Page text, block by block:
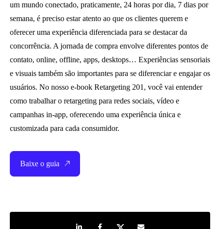
um mundo conectado, praticamente, 24 horas por dia, 7 dias por
semana, é preciso estar atento ao que os clientes querem e
oferecer uma experiência diferenciada para se destacar da
concorrência. A jornada de compra envolve diferentes pontos de
contato, online, offline, apps, desktops… Experiências sensoriais
e visuais também são importantes para se diferenciar e engajar os
usuários. No nosso e-book Retargeting 201, você vai entender
como trabalhar o retargeting para redes sociais, vídeo e
campanhas in-app, oferecendo uma experiência única e
customizada para cada consumidor.
Baixe o guia
Share on LinkedIn
Share on Facebook
Share on TwitterShare by e-mail